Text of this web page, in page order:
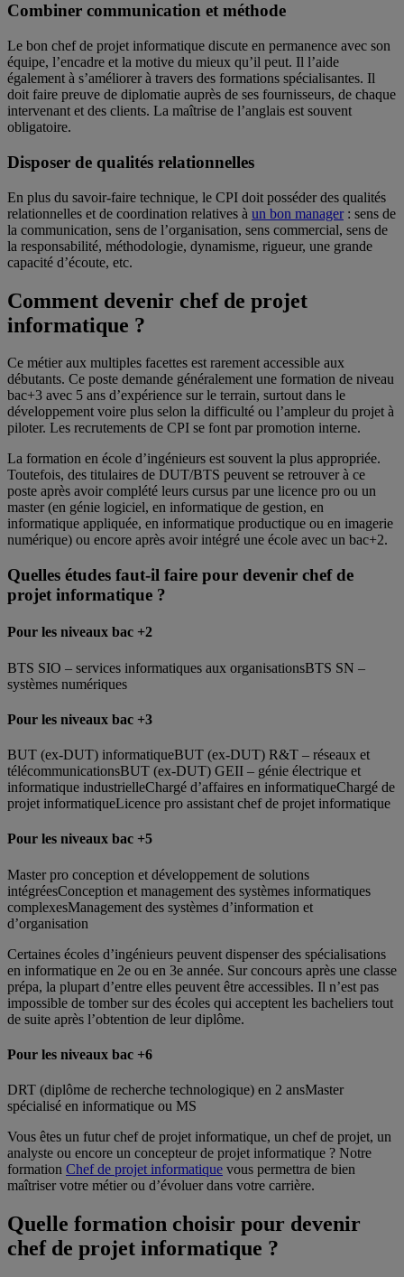
Combiner communication et méthode
Le bon chef de projet informatique discute en permanence avec son
équipe, l’encadre et la motive du mieux qu’il peut. Il l’aide
également à s’améliorer à travers des formations spécialisantes. Il
doit faire preuve de diplomatie auprès de ses fournisseurs, de chaque
intervenant et des clients. La maîtrise de l’anglais est souvent
obligatoire.
Disposer de qualités relationnelles
En plus du savoir-faire technique, le CPI doit posséder des qualités
relationnelles et de coordination relatives à un bon manager: sens de
la communication, sens de l’organisation, sens commercial, sens de
la responsabilité, méthodologie, dynamisme, rigueur, une grande
capacité d’écoute, etc.
Comment devenir chef de projet
informatique ?
Ce métier aux multiples facettes est rarement accessible aux
débutants. Ce poste demande généralement une formation de niveau
bac+3 avec 5 ans d’expérience sur le terrain, surtout dans le
développement voire plus selon la difficulté ou l’ampleur du projet à
piloter. Les recrutements de CPI se font par promotion interne.
La formation en école d’ingénieurs est souvent la plus appropriée.
Toutefois, des titulaires de DUT/BTS peuvent se retrouver à ce
poste après avoir complété leurs cursus par une licence pro ou un
master (en génie logiciel, en informatique de gestion, en
informatique appliquée, en informatique productique ou en imagerie
numérique) ou encore après avoir intégré une école avec un bac+2.
Quelles études faut-il faire pour devenir chef de
projet informatique ?
Pour les niveaux bac +2
BTS SIO – services informatiques aux organisationsBTS SN –
systèmes numériques
Pour les niveaux bac +3
BUT (ex-DUT) informatiqueBUT (ex-DUT) R&T – réseaux et
télécommunicationsBUT (ex-DUT) GEII – génie électrique et
informatique industrielleChargé d’affaires en informatiqueChargé de
projet informatiqueLicence pro assistant chef de projet informatique
Pour les niveaux bac +5
Master pro conception et développement de solutions
intégréesConception et management des systèmes informatiques
complexesManagement des systèmes d’information et
d’organisation
Certaines écoles d’ingénieurs peuvent dispenser des spécialisations
en informatique en 2e ou en 3e année. Sur concours après une classe
prépa, la plupart d’entre elles peuvent être accessibles. Il n’est pas
impossible de tomber sur des écoles qui acceptent les bacheliers tout
de suite après l’obtention de leur diplôme.
Pour les niveaux bac +6
DRT (diplôme de recherche technologique) en 2 ansMaster
spécialisé en informatique ou MS
Vous êtes un futur chef de projet informatique, un chef de projet, un
analyste ou encore un concepteur de projet informatique ? Notre
formation Chef de projet informatique vous permettra de bien
maîtriser votre métier ou d’évoluer dans votre carrière.
Quelle formation choisir pour devenir
chef de projet informatique ?